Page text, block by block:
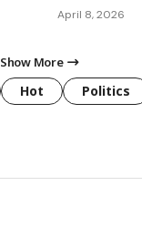
April 8, 2026
Show More
Hot Politics